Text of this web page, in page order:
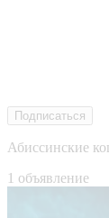
Подписаться
Абиссинские
1 объявление